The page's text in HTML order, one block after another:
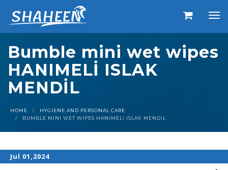
Bumble mini wet wipes
HANIMELİ ISLAK
MENDİL
HOME
HYGIENE AND PERSONAL CARE
BUMBLE MINI WET WIPES HANIMELİ ISLAK MENDİL
Jul 01,2024